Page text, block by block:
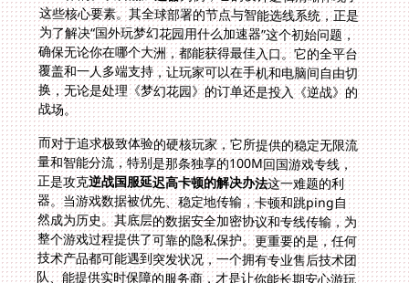
战场。
而对于追求极致体验的硬核玩家，它所提供的稳定无限流
量和智能分流，特别是那条独享的100M回国游戏专线，
正是攻克逆战国服延迟高卡顿的解决办法这一难题的利
器。当游戏数据被优先、稳定地传输，卡顿和跳ping自
然成为历史。其底层的数据安全加密协议和专线传输，为
整个游戏过程提供了可靠的隐私保护。更重要的是，任何
技术产品都可能遇到突发状况，一个拥有专业售后技术团
队、能提供实时保障的服务商，才是让你能长期安心游玩